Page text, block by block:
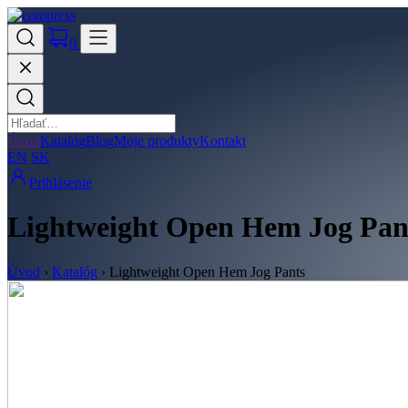
0
ÚvodKatalógBlogMoje produktyKontakt
EN SK
Prihlásenie
Lightweight Open Hem Jog
Úvod › Katalóg › Lightweight Open Hem Jog Pants